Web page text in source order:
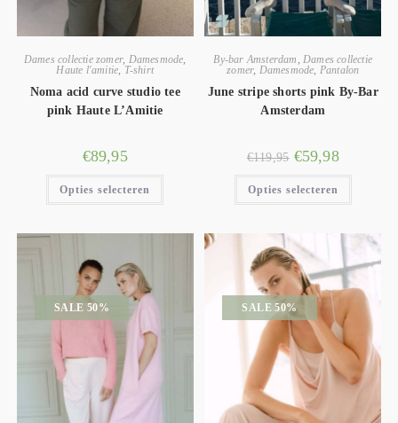
Dames collectie zomer, Damesmode
Haute l'amitie T-shirt
Noma acid curve studio tee
pink Haute L’Amitie
€89,95
Opties selecteren
By-bar Amsterdam
Dames collectie
zomer, Damesmode Pantalon
June stripe shorts pink By-Bar
Amsterdam
€119,95 €59,98
Opties selecteren
SALE 50% SALE 50%